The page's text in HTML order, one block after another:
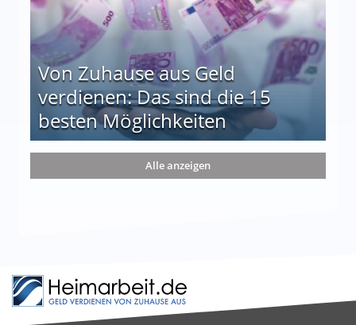
Von Zuhause aus Geld
verdienen: Das sind die 15
besten Möglichkeiten
die 15 besten Möglichkeiten
Alle anzeigen